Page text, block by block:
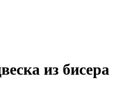
из бисера